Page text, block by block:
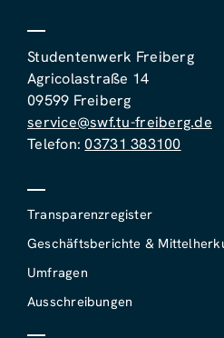
Studentenwerk Freiberg
Agricolastraße 14
09599 Freiberg
service@swf.tu-freiberg.de
Telefon:03731 383100
Transparenzregister
Geschäftsberichte &
Umfragen
Ausschreibungen